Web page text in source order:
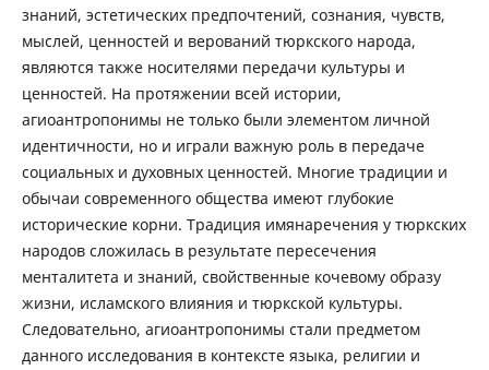
знаний, эстетических предпочтений, сознания, чувств,
мыслей, ценностей и верований тюркского народа,
являются также носителями передачи культуры и
ценностей. На протяжении всей истории,
агиоантропонимы не только были элементом личной
идентичности, но и играли важную роль в передаче
социальных и духовных ценностей. Многие традиции и
обычаи современного общества имеют глубокие
исторические корни. Традиция имянаречения у тюркских
народов сложилась в результате пересечения
менталитета и знаний, свойственные кочевому образу
жизни, исламского влияния и тюркской культуры.
Следовательно, агиоантропонимы стали предметом
данного исследования в контексте языка, религии и